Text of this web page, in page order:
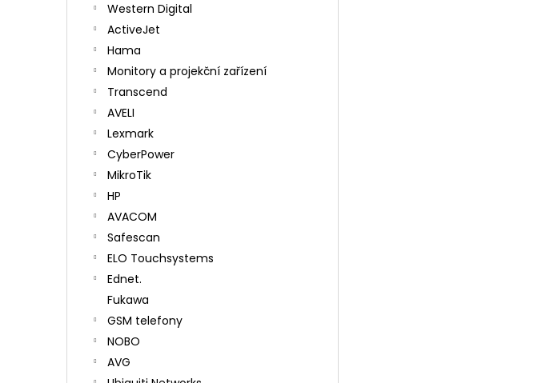
Western Digital
ActiveJet
Hama
Monitory a projekční zařízení
Transcend
AVELI
Lexmark
CyberPower
MikroTik
HP
AVACOM
Safescan
ELO Touchsystems
Ednet.
Fukawa
GSM telefony
NOBO
AVG